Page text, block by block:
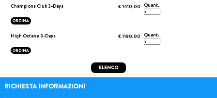
Champions Club 3-Days € 1410,00 Quant.
ORDINA
High Octane 3-Days € 1180,00 Quant.
ORDINA
ELENCO
RICHIESTA INFORMAZIONI